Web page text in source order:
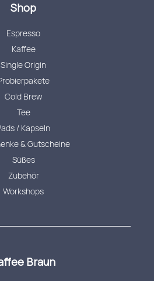
Shop
Espresso
Kaffee
Single Origin
Cold Brew
Tee
/ Kapseln
& Gutscheine
Süßes
Zubehör
Workshops
Braun